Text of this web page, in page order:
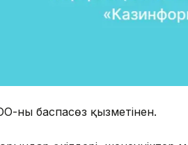
ның баспасөз қызметінен.